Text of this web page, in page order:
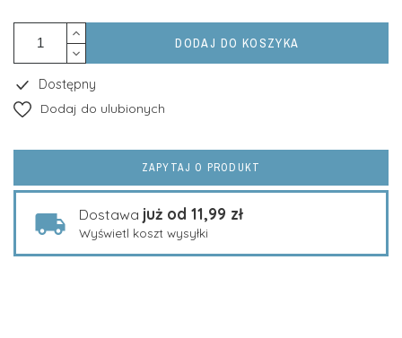
DODAJ DO KOSZYKA
Dostępny
Dodaj do ulubionych
ZAPYTAJ O PRODUKT
Dostawa już od 11,99 zł
Wyświetl koszt wysyłki